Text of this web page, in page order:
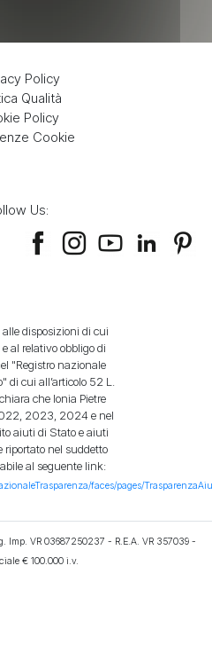
Policy
Qualità
Policy
Cookie
Us:
disposizioni di cui
al relativo obbligo di
"Registro nazionale
cui all’articolo 52 L.
che Ionia Pietre
2023, 2024 e nel
aiuti di Stato e aiuti
riportato nel suddetto
al seguente link:
faces/pages/
Imp. VR 03687250237 - R.E.A. VR 357039 -
€ 100.000 i.v.